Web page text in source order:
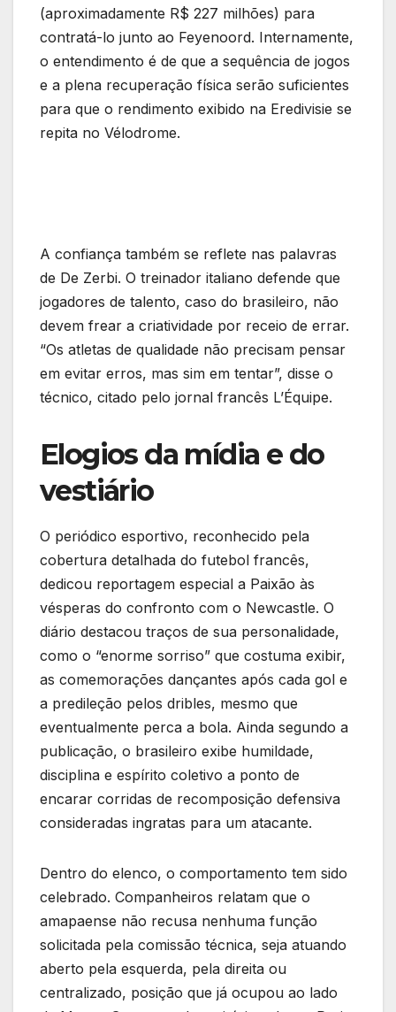
(aproximadamente R$ 227 milhões) para
contratá-lo junto ao Feyenoord. Internamente,
o entendimento é de que a sequência de jogos
e a plena recuperação física serão suficientes
para que o rendimento exibido na Eredivisie se
repita no Vélodrome.
A confiança também se reflete nas palavras
de De Zerbi. O treinador italiano defende que
jogadores de talento, caso do brasileiro, não
devem frear a criatividade por receio de errar.
“Os atletas de qualidade não precisam pensar
em evitar erros, mas sim em tentar”, disse o
técnico, citado pelo jornal francês L’Équipe.
Elogios da mídia e do
vestiário
O periódico esportivo, reconhecido pela
cobertura detalhada do futebol francês,
dedicou reportagem especial a Paixão às
vésperas do confronto com o Newcastle. O
diário destacou traços de sua personalidade,
como o “enorme sorriso” que costuma exibir,
as comemorações dançantes após cada gol e
a predileção pelos dribles, mesmo que
eventualmente perca a bola. Ainda segundo a
publicação, o brasileiro exibe humildade,
disciplina e espírito coletivo a ponto de
encarar corridas de recomposição defensiva
consideradas ingratas para um atacante.
Dentro do elenco, o comportamento tem sido
celebrado. Companheiros relatam que o
amapaense não recusa nenhuma função
solicitada pela comissão técnica, seja atuando
aberto pela esquerda, pela direita ou
centralizado, posição que já ocupou ao lado